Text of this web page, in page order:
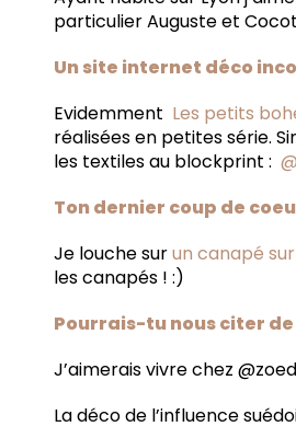
particulier Auguste et
Un site internet déco
Evidemment Les petits
réalisées en petites série.
les textiles au blockprint :
Ton dernier coup de
Je louche surun canapé
les canapés ! :)
Pourrais-tu nous citer
J’aimerais vivre chez
La déco de l’influence